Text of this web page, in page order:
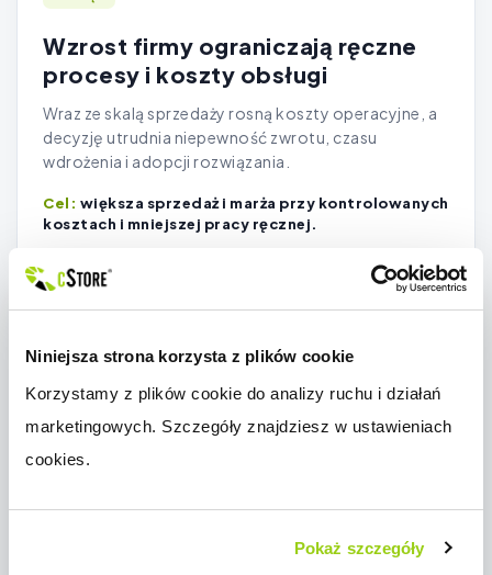
Niniejsza strona korzysta z plików cookie
Korzystamy z plików cookie do analizy ruchu i działań
marketingowych. Szczegóły znajdziesz w ustawieniach
cookies.
Pokaż szczegóły
Wzrost firmy ograniczają ręczne
procesy i koszty obsługi
Wraz ze skalą sprzedaży rosną koszty operacyjne, a
decyzję utrudnia niepewność zwrotu, czasu
wdrożenia i adopcji rozwiązania.
większa sprzedaż i marża przy kontrolowanych
kosztach i mniejszej pracy ręcznej.
Handlowcy przepisują zamówienia
zamiast rozwijać klientów
Zamówienia spływają wieloma kanałami, pojawiają
się pomyłki, a handlowcy tracą czas na czynności